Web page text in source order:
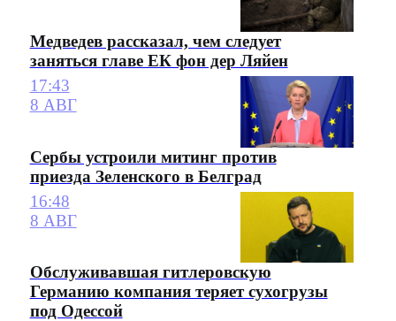
Медведев рассказал, чем следует
заняться главе ЕК фон дер Ляйен
17:43
8 АВГ
Сербы устроили митинг против
приезда Зеленского в Белград
16:48
8 АВГ
Обслуживавшая гитлеровскую
Германию компания теряет сухогрузы
под Одессой